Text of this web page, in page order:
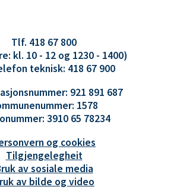
Tlf. 418 67 800
kl. 10 - 12 og 1230 - 1400)
teknisk: 418 67 900
921 891 687
1578
3910 65 78234
og cookies
Tilgjengelegheit
av sosiale media
av bilde og video